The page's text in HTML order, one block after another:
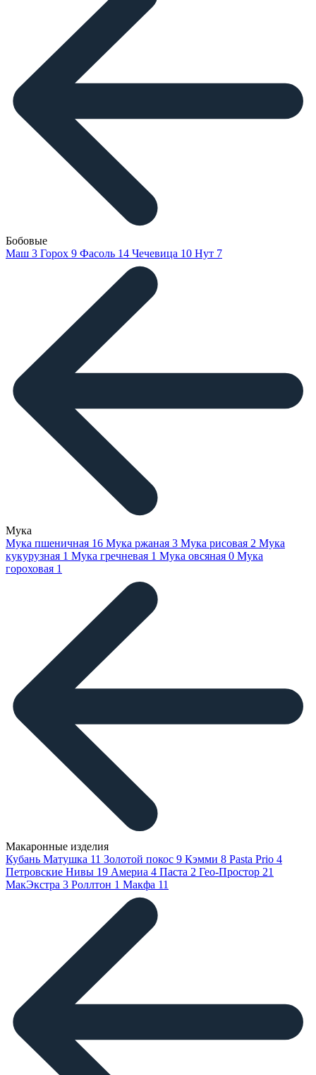
Бобовые
Маш 3 Горох 9 Фасоль 14 Чечевица 10 Нут 7
Мука
Мука пшеничная 16 Мука ржаная 3 Мука рисовая 2 Мука
кукурузная 1 Мука гречневая 1 Мука овсяная 0 Мука
гороховая 1
Макаронные изделия
Кубань Матушка 11 Золотой покос 9 Кэмми 8 Pasta Prio 4
Петровские Нивы 19 Америа 4 Паста 2 Гео-Простор 21
МакЭкстра 3 Роллтон 1 Макфа 11